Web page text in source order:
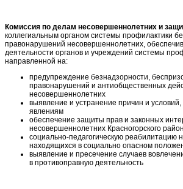
Комиссия по делам несовершеннолетних и
коллегиальным органом системы профилактики
правонарушений несовершеннолетних,
деятельности органов и учреждений системы
направленной на:
предупреждение безнадзорности,
правонарушений и антиобщественных
несовершеннолетних
выявление и устранение причин и
явлениям
обеспечение защиты прав и законных
несовершеннолетних Красногорского
социально-педагогическую реабилитацию
находящихся в социально опасном
выявление и пресечение случаев
в противоправную деятельность